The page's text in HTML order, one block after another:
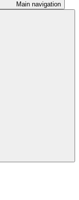
Main navigation